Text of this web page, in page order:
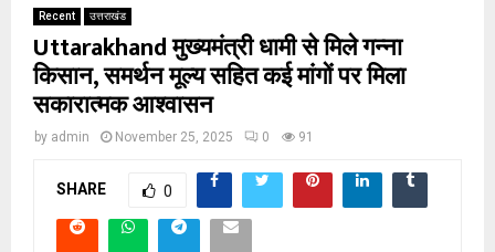
Recent उत्तराखंड
Uttarakhand मुख्यमंत्री धामी से मिले गन्ना
किसान, समर्थन मूल्य सहित कई मांगों पर मिला
सकारात्मक आश्वासन
by admin November 25, 2025 0 91
SHARE 0